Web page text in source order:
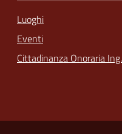
Luoghi
Eventi
Cittadinanza Onoraria